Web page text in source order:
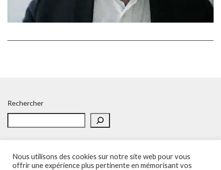
Rechercher
Nous utilisons des cookies sur notre site web pour vous
offrir une expérience plus pertinente en mémorisant vos